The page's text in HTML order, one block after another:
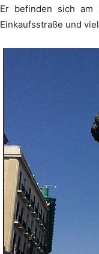
Er befinden sich am
Einkaufsstraße und